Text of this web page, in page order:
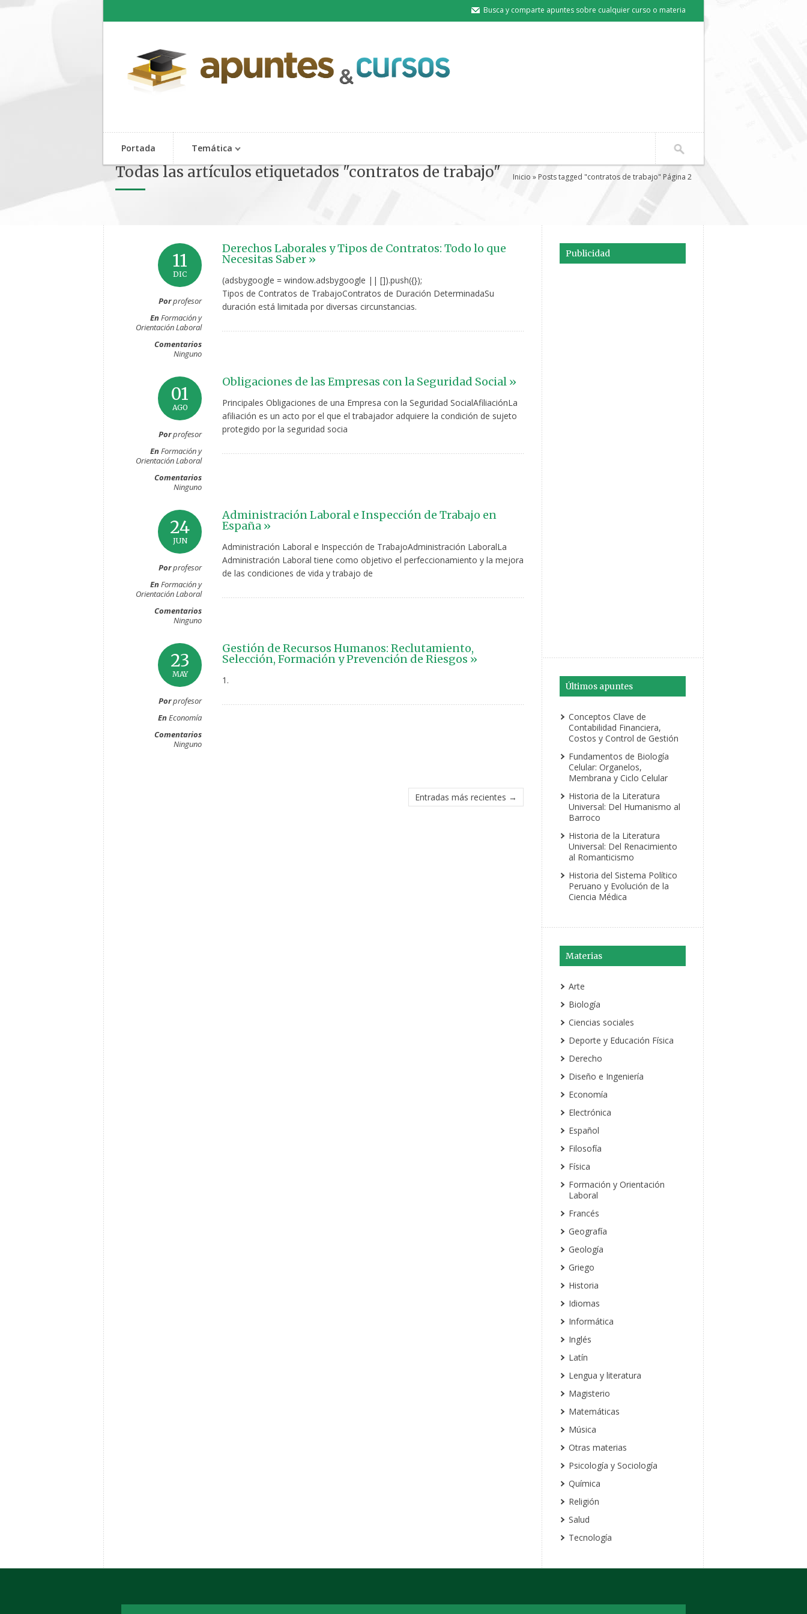
Busca y comparte apuntes sobre cualquier curso o materia
Portada Temática
Todas las artículos etiquetados "contratos de trabajo" Inicio » Posts tagged "contratos de trabajo" Página 2
11
DIC
Porprofesor
EnFormación y
Orientación Laboral
Comentarios
Ninguno
Derechos Laborales y Tipos de Contratos: Todo lo que
Necesitas Saber »
(adsbygoogle = window.adsbygoogle || []).push({});
Tipos de Contratos de TrabajoContratos de Duración DeterminadaSu
duración está limitada por diversas circunstancias.
01
AGO
Porprofesor
EnFormación y
Orientación Laboral
Comentarios
Ninguno
Obligaciones de las Empresas con la Seguridad Social »
Principales Obligaciones de una Empresa con la Seguridad SocialAfiliaciónLa
afiliación es un acto por el que el trabajador adquiere la condición de sujeto
protegido por la seguridad socia
24
JUN
Porprofesor
EnFormación y
Orientación Laboral
Comentarios
Ninguno
Administración Laboral e Inspección de Trabajo en
España »
Administración Laboral e Inspección de TrabajoAdministración LaboralLa
Administración Laboral tiene como objetivo el perfeccionamiento y la mejora
de las condiciones de vida y trabajo de
23
MAY
Porprofesor
EnEconomía
Comentarios
Ninguno
Gestión de Recursos Humanos: Reclutamiento,
Selección, Formación y Prevención de Riesgos »
1.
Entradas más recientes →
Publicidad
Últimos apuntes
Conceptos Clave de
Contabilidad Financiera,
Costos y Control de Gestión
Fundamentos de Biología
Celular: Organelos,
Membrana y Ciclo Celular
Historia de la Literatura
Universal: Del Humanismo al
Barroco
Historia de la Literatura
Universal: Del Renacimiento
al Romanticismo
Historia del Sistema Político
Peruano y Evolución de la
Ciencia Médica
Materias
Arte
Biología
Ciencias sociales
Deporte y Educación Física
Derecho
Diseño e Ingeniería
Economía
Electrónica
Español
Filosofía
Física
Formación y Orientación
Laboral
Francés
Geografía
Geología
Griego
Historia
Idiomas
Informática
Inglés
Latín
Lengua y literatura
Magisterio
Matemáticas
Música
Otras materias
Psicología y Sociología
Química
Religión
Salud
Tecnología